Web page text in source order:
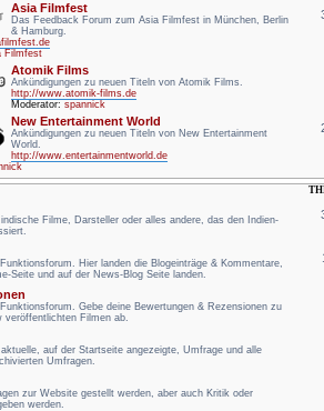
Asia Filmfest
Das Feedback Forum zum Asia Filmfest in München, Berlin
& Hamburg.
Filmfest
Atomik Films
Ankündigungen zu neuen Titeln von Atomik Films.
http://www.atomik-films.de
Moderator: spannick
New Entertainment World
Ankündigungen zu neuen Titeln von New Entertainment
World.
http://www.entertainmentworld.de
Filme, Darsteller oder alles andere, das den Indien-
Hier landen die Blogeinträge & Kommentare,
Seite und auf der News-Blog Seite landen.
Gebe deine Bewertungen & Rezensionen zu
veröffentlichten Filmen ab.
auf der Startseite angezeigte, Umfrage und alle
Umfragen.
zur Website gestellt werden, aber auch Kritik oder
werden.